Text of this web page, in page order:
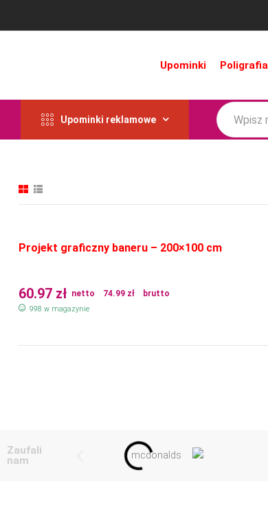
Upominki Poligrafia
Upominki reklamowe
Projekt graficzny baneru – 200×100 cm
60.97 zł netto 74.99 zł brutto
998 w magazynie
Zaufali
nam